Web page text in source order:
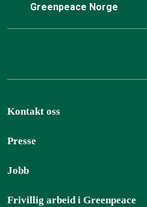
Greenpeace Norge
Kontakt oss
Presse
Jobb
Frivillig arbeid i Greenpeace